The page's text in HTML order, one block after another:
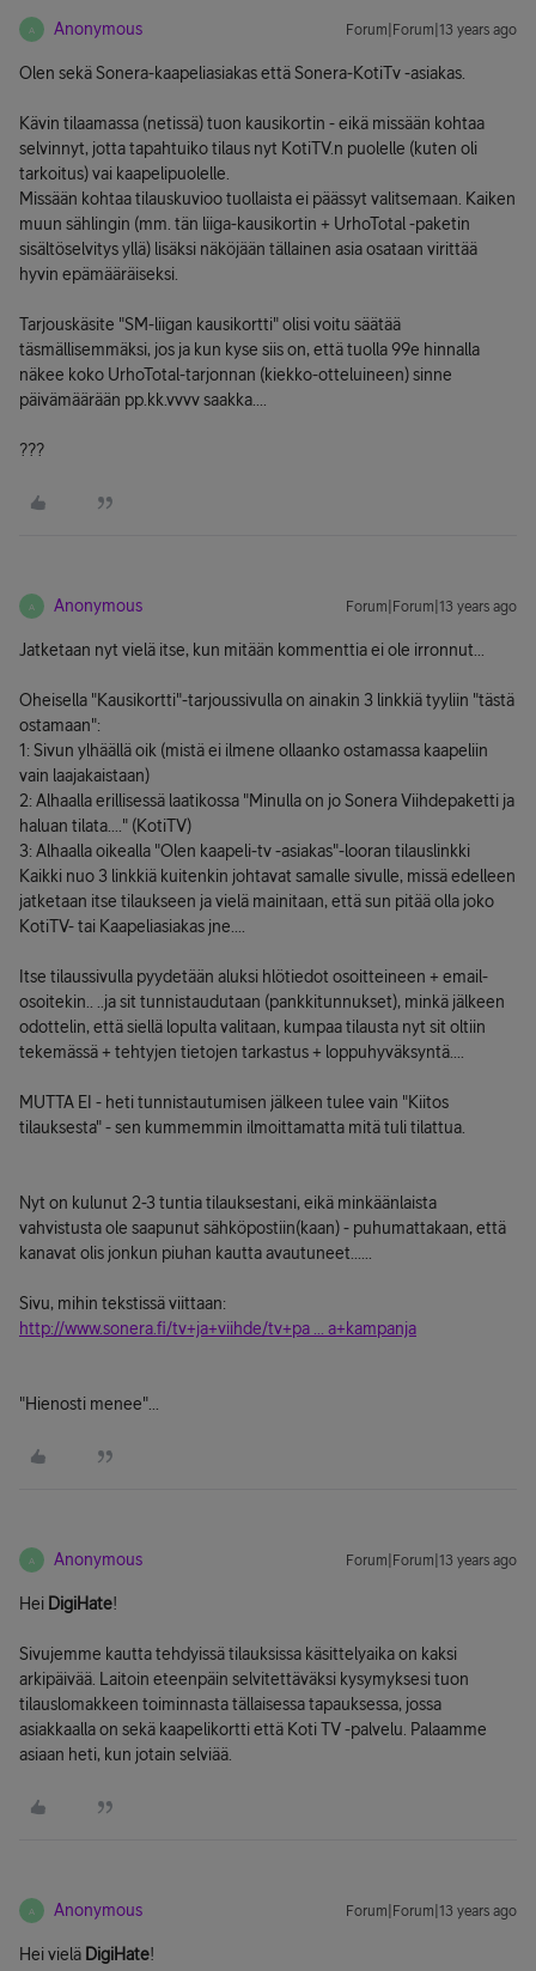
A Anonymous Forum|Forum|13 years ago
Olen sekä Sonera-kaapeliasiakas että Sonera-KotiTv -asiakas.
Kävin tilaamassa (netissä) tuon kausikortin - eikä missään kohtaa
selvinnyt, jotta tapahtuiko tilaus nyt KotiTV.n puolelle (kuten oli
tarkoitus) vai kaapelipuolelle.
Missään kohtaa tilauskuvioo tuollaista ei päässyt valitsemaan. Kaiken
muun sählingin (mm. tän liiga-kausikortin + UrhoTotal -paketin
sisältöselvitys yllä) lisäksi näköjään tällainen asia osataan virittää
hyvin epämääräiseksi.
Tarjouskäsite "SM-liigan kausikortti" olisi voitu säätää
täsmällisemmäksi, jos ja kun kyse siis on, että tuolla 99e hinnalla
näkee koko UrhoTotal-tarjonnan (kiekko-otteluineen) sinne
päivämäärään pp.kk.vvvv saakka....
???
A Anonymous Forum|Forum|13 years ago
Jatketaan nyt vielä itse, kun mitään kommenttia ei ole irronnut...
Oheisella "Kausikortti"-tarjoussivulla on ainakin 3 linkkiä tyyliin "tästä
ostamaan":
1: Sivun ylhäällä oik (mistä ei ilmene ollaanko ostamassa kaapeliin
vain laajakaistaan)
2: Alhaalla erillisessä laatikossa "Minulla on jo Sonera Viihdepaketti ja
haluan tilata...." (KotiTV)
3: Alhaalla oikealla "Olen kaapeli-tv -asiakas"-looran tilauslinkki
Kaikki nuo 3 linkkiä kuitenkin johtavat samalle sivulle, missä edelleen
jatketaan itse tilaukseen ja vielä mainitaan, että sun pitää olla joko
KotiTV- tai Kaapeliasiakas jne....
Itse tilaussivulla pyydetään aluksi hlötiedot osoitteineen + email-
osoitekin.. ..ja sit tunnistaudutaan (pankkitunnukset), minkä jälkeen
odottelin, että siellä lopulta valitaan, kumpaa tilausta nyt sit oltiin
tekemässä + tehtyjen tietojen tarkastus + loppuhyväksyntä....
MUTTA EI - heti tunnistautumisen jälkeen tulee vain "Kiitos
tilauksesta" - sen kummemmin ilmoittamatta mitä tuli tilattua.
Nyt on kulunut 2-3 tuntia tilauksestani, eikä minkäänlaista
vahvistusta ole saapunut sähköpostiin(kaan) - puhumattakaan, että
kanavat olis jonkun piuhan kautta avautuneet......
Sivu, mihin tekstissä viittaan:
http://www.sonera.fi/tv+ja+viihde/tv+pa ... a+kampanja
"Hienosti menee"...
A Anonymous Forum|Forum|13 years ago
Hei DigiHate!
Sivujemme kautta tehdyissä tilauksissa käsittelyaika on kaksi
arkipäivää. Laitoin eteenpäin selvitettäväksi kysymyksesi tuon
tilauslomakkeen toiminnasta tällaisessa tapauksessa, jossa
asiakkaalla on sekä kaapelikortti että Koti TV -palvelu. Palaamme
asiaan heti, kun jotain selviää.
A Anonymous Forum|Forum|13 years ago
Hei vielä DigiHate!